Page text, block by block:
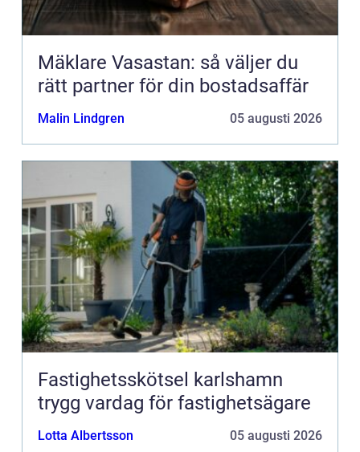
Mäklare Vasastan: så väljer du
rätt partner för din bostadsaffär
Malin Lindgren 05 augusti 2026
Fastighetsskötsel karlshamn
trygg vardag för fastighetsägare
Lotta Albertsson 05 augusti 2026